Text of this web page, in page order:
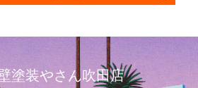
塗装やさん吹田店